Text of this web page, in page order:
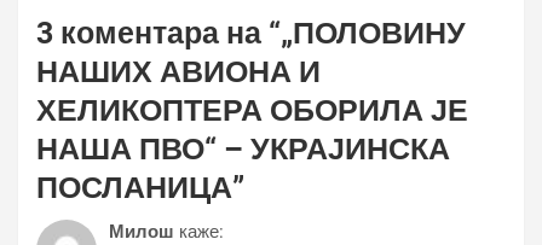
3 коментара на “„ПОЛОВИНУ
НАШИХ АВИОНА И
ХЕЛИКОПТЕРА ОБОРИЛА ЈЕ
НАША ПВО“ – УКРАЈИНСКА
ПОСЛАНИЦА”
Милош каже: